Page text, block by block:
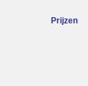
Prijzen